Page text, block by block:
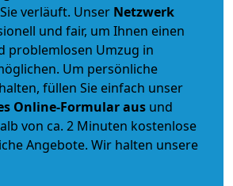
verläuft. Unser Netzwerk
und fair, um Ihnen einen
problemlosen Umzug in
Um persönliche
füllen Sie einfach unser
Online-Formular aus und
von ca. 2 Minuten kostenlose
Angebote. Wir halten unsere